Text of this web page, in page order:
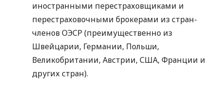
иностранными перестраховщиками и
перестраховочными брокерами из стран-
членовОЭСР(преимущественно из
Швейцарии, Германии, Польши,
Великобритании, Австрии, США, Франции и
других стран).